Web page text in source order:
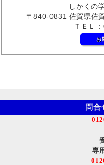
しかくの
〒840-0831 佐賀県佐
ＴＥＬ
お
問合
専